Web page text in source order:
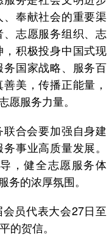
奉献社会的重要渠
志愿服务组织、志
积极投身中国式现
国家战略、服务百
美，传播正能量，
服务力量。
合会要加强自身建
事业高质量发展。
，健全志愿服务体
的浓厚氛围。
员代表大会27日至
的贺信。